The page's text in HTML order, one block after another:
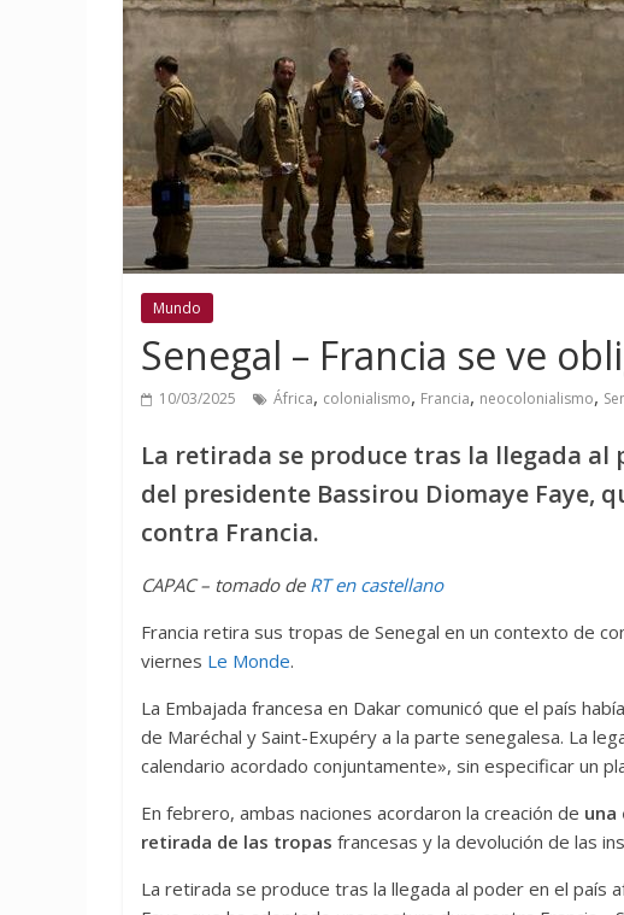
Mundo
Senegal – Francia se ve
10/03/2025 África, colonialismo, Francia, neocolonialismo,
La retirada se produce tras la llegada al
del presidente Bassirou Diomaye Faye,
contra Francia.
CAPAC – tomado de RT en castellano
Francia retira sus tropas de Senegal en un contexto de
viernes Le Monde.
La Embajada francesa en Dakar comunicó que el país
de Maréchal y Saint-Exupéry a la parte senegalesa. La
calendario acordado conjuntamente», sin especificar un
En febrero, ambas naciones acordaron la creación de una
retirada de las tropas francesas y la devolución de las
La retirada se produce tras la llegada al poder en el país